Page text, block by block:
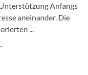
Anfangs
aneinander. Die
...